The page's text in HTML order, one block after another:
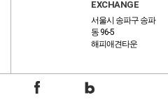
EXCHANGE
서울시 송파구 송파
동 96-5
해피애견타운